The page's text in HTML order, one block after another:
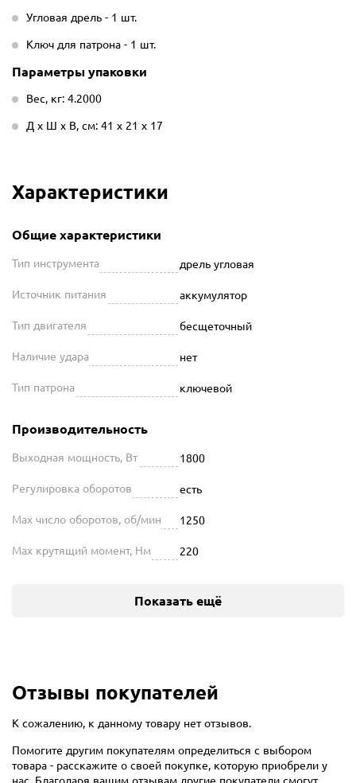
Угловая дрель - 1 шт.
Ключ для патрона - 1 шт.
Параметры упаковки
Вес, кг: 4.2000
Д х Ш х В, см: 41 х 21 х 17
Характеристики
Общие характеристики
Тип инструмента дрель угловая
Источник питания аккумулятор
Тип двигателя бесщеточный
Наличие удара нет
Тип патрона ключевой
Производительность
Выходная мощность, Вт 1800
Регулировка оборотов есть
Max число оборотов, об/мин 1250
Max крутящий момент, Нм 220
Показать ещё
Отзывы покупателей
К сожалению, к данному товару нет отзывов.
Помогите другим покупателям определиться с выбором
товара - расскажите о своей покупке, которую приобрели у